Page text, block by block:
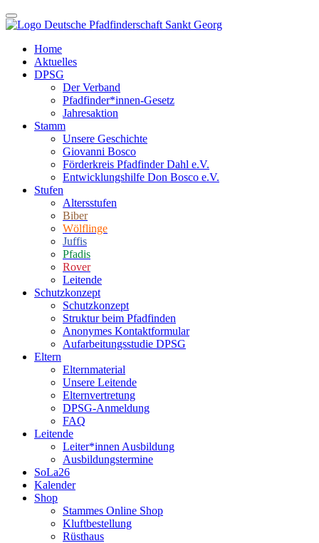
Home
Aktuelles
DPSG
Der Verband
Pfadfinder*innen-Gesetz
Jahresaktion
Stamm
Unsere Geschichte
Giovanni Bosco
Förderkreis Pfadfinder Dahl e.V.
Entwicklungshilfe Don Bosco e.V.
Stufen
Altersstufen
Biber
Wölflinge
Juffis
Pfadis
Rover
Leitende
Schutzkonzept
Schutzkonzept
Struktur beim Pfadfinden
Anonymes Kontaktformular
Aufarbeitungsstudie DPSG
Eltern
Elternmaterial
Unsere Leitende
Elternvertretung
DPSG-Anmeldung
FAQ
Leitende
Leiter*innen Ausbildung
Ausbildungstermine
SoLa26
Kalender
Shop
Stammes Online Shop
Kluftbestellung
Rüsthaus